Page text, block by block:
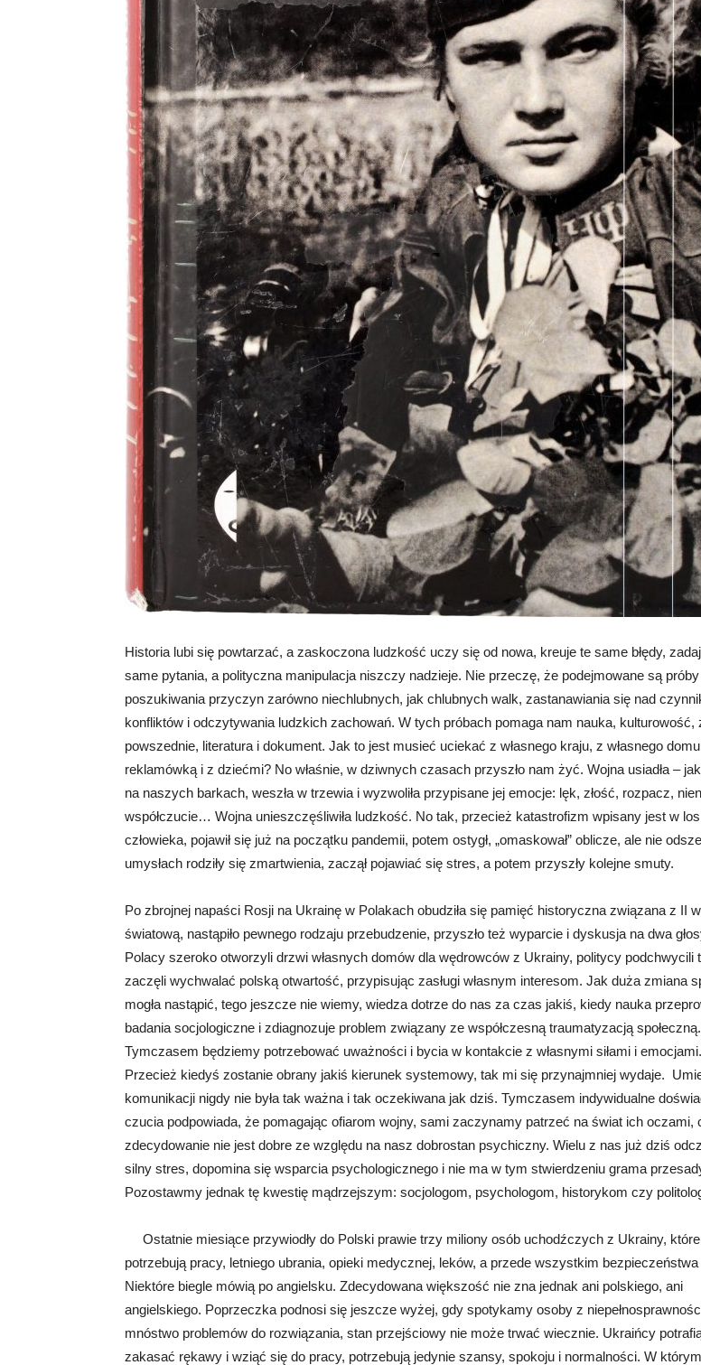
Historia lubi się powtarzać, a zaskoczona ludzkość uczy się od nowa, kreuje te same błędy,
same pytania, a polityczna manipulacja niszczy nadzieje. Nie przeczę, że podejmowane są próby
poszukiwania przyczyn zarówno niechlubnych, jak chlubnych walk, zastanawiania się nad
konfliktów i odczytywania ludzkich zachowań. W tych próbach pomaga nam nauka, kulturowość,
powszednie, literatura i dokument. Jak to jest musieć uciekać z własnego kraju, z własnego
reklamówką i z dziećmi? No właśnie, w dziwnych czasach przyszło nam żyć. Wojna usiadła –
na naszych barkach, weszła w trzewia i wyzwoliła przypisane jej emocje: lęk, złość, rozpacz,
współczucie… Wojna unieszczęśliwiła ludzkość. No tak, przecież katastrofizm wpisany jest w los
człowieka, pojawił się już na początku pandemii, potem ostygł, „omaskował” oblicze, ale nie
umysłach rodziły się zmartwienia, zaczął pojawiać się stres, a potem przyszły kolejne smuty.
Po zbrojnej napaści Rosji na Ukrainę w Polakach obudziła się pamięć historyczna związana z II
światową, nastąpiło pewnego rodzaju przebudzenie, przyszło też wyparcie i dyskusja na dwa
Polacy szeroko otworzyli drzwi własnych domów dla wędrowców z Ukrainy, politycy podchwycili
zaczęli wychwalać polską otwartość, przypisując zasługi własnym interesom. Jak duża zmiana
mogła nastąpić, tego jeszcze nie wiemy, wiedza dotrze do nas za czas jakiś, kiedy nauka
badania socjologiczne i zdiagnozuje problem związany ze współczesną traumatyzacją społeczną.
Tymczasem będziemy potrzebować uważności i bycia w kontakcie z własnymi siłami i emocjami.
Przecież kiedyś zostanie obrany jakiś kierunek systemowy, tak mi się przynajmniej wydaje.
komunikacji nigdy nie była tak ważna i tak oczekiwana jak dziś. Tymczasem indywidualne
czucia podpowiada, że pomagając ofiarom wojny, sami zaczynamy patrzeć na świat ich oczami,
zdecydowanie nie jest dobre ze względu na nasz dobrostan psychiczny. Wielu z nas już dziś
silny stres, dopomina się wsparcia psychologicznego i nie ma w tym stwierdzeniu grama
Pozostawmy jednak tę kwestię mądrzejszym: socjologom, psychologom, historykom czy
Ostatnie miesiące przywiodły do Polski prawie trzy miliony osób uchodźczych z Ukrainy, które
potrzebują pracy, letniego ubrania, opieki medycznej, leków, a przede wszystkim
Niektóre biegle mówią po angielsku. Zdecydowana większość nie zna jednak ani polskiego, ani
angielskiego. Poprzeczka podnosi się jeszcze wyżej, gdy spotykamy osoby z
mnóstwo problemów do rozwiązania, stan przejściowy nie może trwać wiecznie. Ukraińcy
zakasać rękawy i wziąć się do pracy, potrzebują jedynie szansy, spokoju i normalności. W